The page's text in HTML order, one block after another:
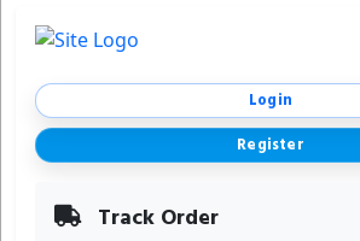
Login
Register
Track Order